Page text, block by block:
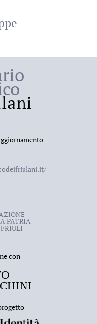
PATRIA
con